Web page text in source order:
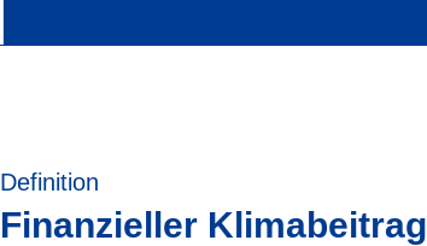
Definition
Finanzieller Klimabeitrag